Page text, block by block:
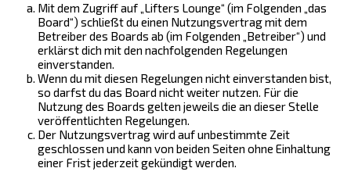
Mit dem Zugriff auf „Lifters Lounge“ (im Folgenden „das
Board“) schließt du einen Nutzungsvertrag mit dem
Betreiber des Boards ab (im Folgenden „Betreiber“) und
erklärst dich mit den nachfolgenden Regelungen
einverstanden.
Wenn du mit diesen Regelungen nicht einverstanden bist,
so darfst du das Board nicht weiter nutzen. Für die
Nutzung des Boards gelten jeweils die an dieser Stelle
veröffentlichten Regelungen.
Der Nutzungsvertrag wird auf unbestimmte Zeit
geschlossen und kann von beiden Seiten ohne Einhaltung
einer Frist jederzeit gekündigt werden.